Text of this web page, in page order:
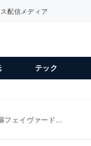
配信メディア
テック
フェイヴァード…